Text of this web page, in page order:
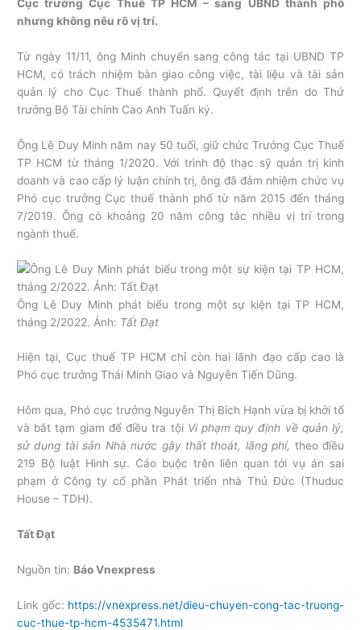
Cục trưởng Cục Thuế TP HCM – sang UBND thành phố
nhưng không nêu rõ vị trí.
Từ ngày 11/11, ông Minh chuyển sang công tác tại UBND TP
HCM, có trách nhiệm bàn giao công việc, tài liệu và tài sản
quản lý cho Cục Thuế thành phố. Quyết định trên do Thứ
trưởng Bộ Tài chính Cao Anh Tuấn ký.
Ông Lê Duy Minh năm nay 50 tuổi, giữ chức Trưởng Cục Thuế
TP HCM từ tháng 1/2020. Với trình độ thạc sỹ quản trị kinh
doanh và cao cấp lý luận chính trị, ông đã đảm nhiệm chức vụ
Phó cục trưởng Cục thuế thành phố từ năm 2015 đến tháng
7/2019. Ông có khoảng 20 năm công tác nhiều vị trí trong
ngành thuế.
Ông Lê Duy Minh phát biểu trong một sự kiện tại TP HCM,
tháng 2/2022. Ảnh: Tất Đạt
Hiện tại, Cục thuế TP HCM chỉ còn hai lãnh đạo cấp cao là
Phó cục trưởng Thái Minh Giao và Nguyễn Tiến Dũng.
Hôm qua, Phó cục trưởng Nguyễn Thị Bích Hạnh vừa bị khởi tố
và bắt tạm giam để điều tra tội Vi phạm quy định về quản lý,
sử dụng tài sản Nhà nước gây thất thoát, lãng phí, theo điều
219 Bộ luật Hình sự. Cáo buộc trên liên quan tới vụ án sai
phạm ở Công ty cổ phần Phát triển nhà Thủ Đức (Thuduc
House – TDH).
Tất Đạt
Nguồn tin: Báo Vnexpress
Link gốc: https://vnexpress.net/dieu-chuyen-cong-tac-truong-
cuc-thue-tp-hcm-4535471.html